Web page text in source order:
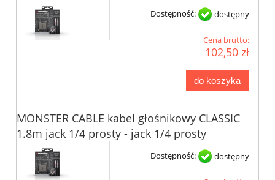
Dostępność: dostępny
Cena brutto:
102,50 zł
do koszyka
MONSTER CABLE kabel głośnikowy CLASSIC
1.8m jack 1/4 prosty - jack 1/4 prosty
Dostępność: dostępny